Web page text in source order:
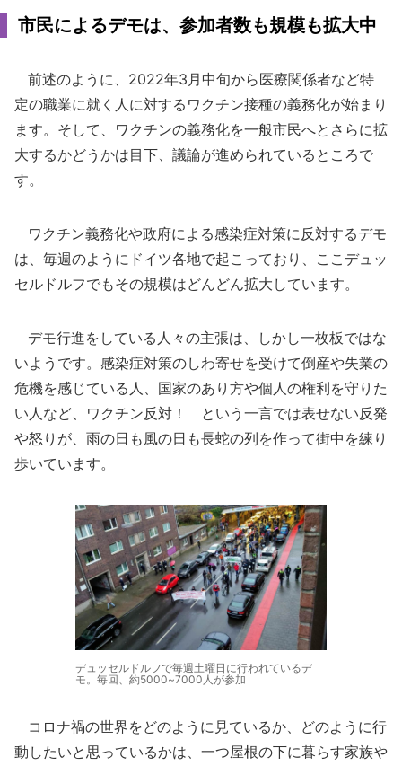
市民によるデモは、参加者数も規模も拡大中
前述のように、2022年3月中旬から医療関係者など特
定の職業に就く人に対するワクチン接種の義務化が始まり
ます。そして、ワクチンの義務化を一般市民へとさらに拡
大するかどうかは目下、議論が進められているところで
す。
ワクチン義務化や政府による感染症対策に反対するデモ
は、毎週のようにドイツ各地で起こっており、ここデュッ
セルドルフでもその規模はどんどん拡大しています。
デモ行進をしている人々の主張は、しかし一枚板ではな
いようです。感染症対策のしわ寄せを受けて倒産や失業の
危機を感じている人、国家のあり方や個人の権利を守りた
い人など、ワクチン反対！ という一言では表せない反発
や怒りが、雨の日も風の日も長蛇の列を作って街中を練り
歩いています。
デュッセルドルフで毎週土曜日に行われているデ
モ。毎回、約5000~7000人が参加
コロナ禍の世界をどのように見ているか、どのように行
動したいと思っているかは、一つ屋根の下に暮らす家族や